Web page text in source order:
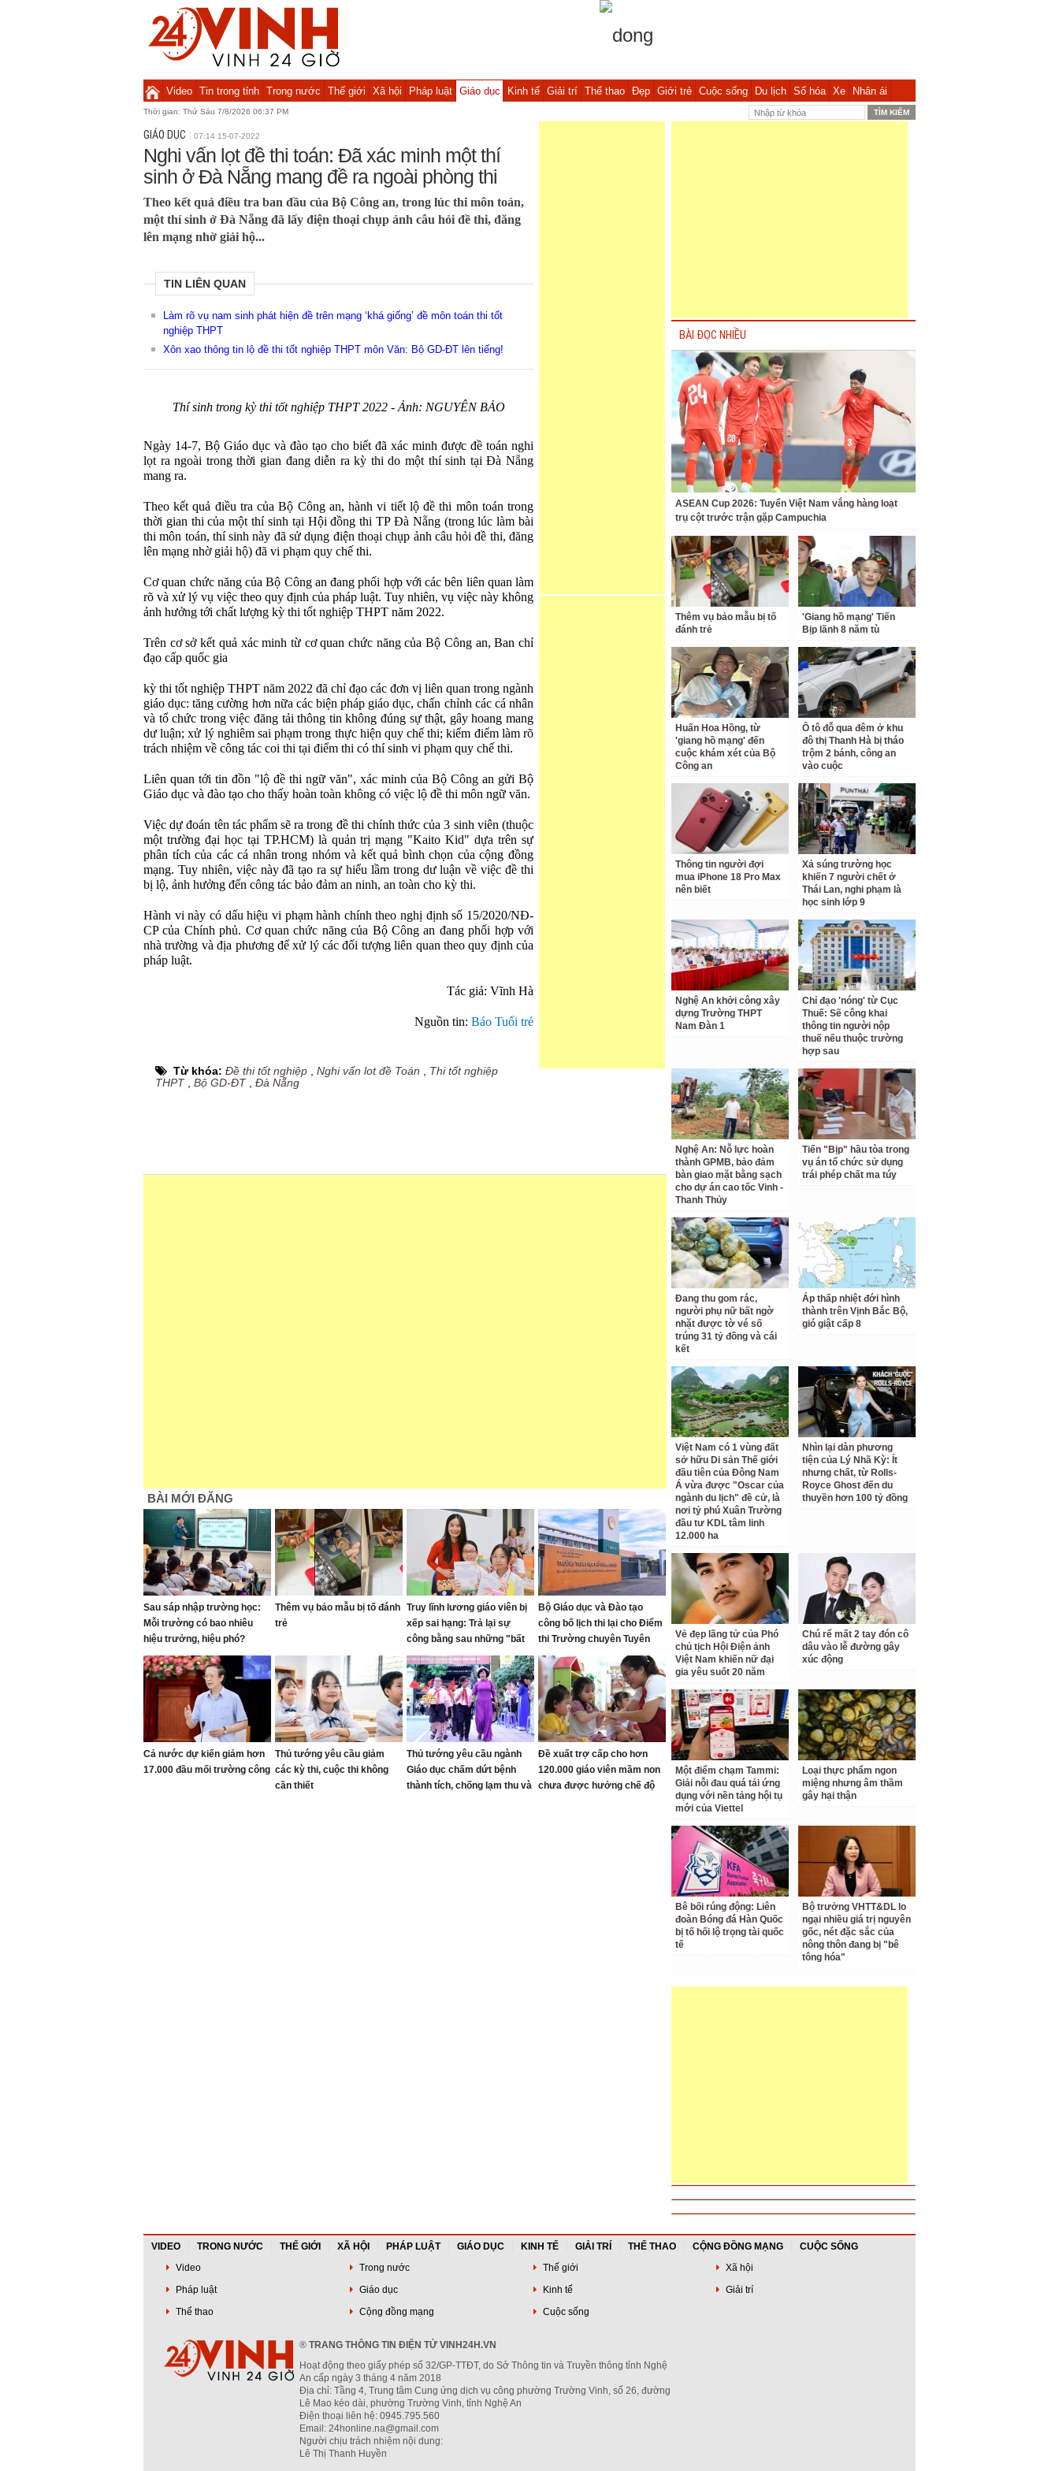
Video Tin trong tỉnh Trong nước Thế giới Xã hội Pháp luật Giáo dục Kinh tế Giải trí Thể thao Đẹp Giới trẻ Cuộc sống Du lịch Số hóa Xe Nhân ái
Thời gian: Thứ Sáu 7/8/2026 06:37 PM
GIÁO DỤC 07:14 15-07-2022
Nghi vấn lọt đề thi toán: Đã xác minh một thí
sinh ở Đà Nẵng mang đề ra ngoài phòng thi
Theo kết quả điều tra ban đầu của Bộ Công an, trong lúc thi môn toán,
một thí sinh ở Đà Nẵng đã lấy điện thoại chụp ảnh câu hỏi đề thi, đăng
lên mạng nhờ giải hộ...
TIN LIÊN QUAN
Làm rõ vụ nam sinh phát hiện đề trên mạng ‘khá giống’ đề môn toán thi tốt
nghiệp THPT
Xôn xao thông tin lộ đề thi tốt nghiệp THPT môn Văn: Bộ GD-ĐT lên tiếng!
Thí sinh trong kỳ thi tốt nghiệp THPT 2022 - Ảnh: NGUYÊN BẢO
Ngày 14-7, Bộ Giáo dục và đào tạo cho biết đã xác minh được đề toán nghi
lọt ra ngoài trong thời gian đang diễn ra kỳ thi do một thí sinh tại Đà Nẵng
mang ra.
Theo kết quả điều tra của Bộ Công an, hành vi tiết lộ đề thi môn toán trong
thời gian thi của một thí sinh tại Hội đồng thi TP Đà Nẵng (trong lúc làm bài
thi môn toán, thí sinh này đã sử dụng điện thoại chụp ảnh câu hỏi đề thi, đăng
lên mạng nhờ giải hộ) đã vi phạm quy chế thi.
Cơ quan chức năng của Bộ Công an đang phối hợp với các bên liên quan làm
rõ và xử lý vụ việc theo quy định của pháp luật. Tuy nhiên, vụ việc này không
ảnh hưởng tới chất lượng kỳ thi tốt nghiệp THPT năm 2022.
Trên cơ sở kết quả xác minh từ cơ quan chức năng của Bộ Công an, Ban chỉ
đạo cấp quốc gia
kỳ thi tốt nghiệp THPT năm 2022 đã chỉ đạo các đơn vị liên quan trong ngành
giáo dục: tăng cường hơn nữa các biện pháp giáo dục, chấn chỉnh các cá nhân
và tổ chức trong việc đăng tải thông tin không đúng sự thật, gây hoang mang
dư luận; xử lý nghiêm sai phạm trong thực hiện quy chế thi; kiểm điểm làm rõ
trách nhiệm về công tác coi thi tại điểm thi có thí sinh vi phạm quy chế thi.
Liên quan tới tin đồn "lộ đề thi ngữ văn", xác minh của Bộ Công an gửi Bộ
Giáo dục và đào tạo cho thấy hoàn toàn không có việc lộ đề thi môn ngữ văn.
Việc dự đoán tên tác phẩm sẽ ra trong đề thi chính thức của 3 sinh viên (thuộc
một trường đại học tại TP.HCM) là quản trị mạng "Kaito Kid" dựa trên sự
phân tích của các cá nhân trong nhóm và kết quả bình chọn của cộng đồng
mạng. Tuy nhiên, việc này đã tạo ra sự hiểu lầm trong dư luận về việc đề thi
bị lộ, ảnh hưởng đến công tác bảo đảm an ninh, an toàn cho kỳ thi.
Hành vi này có dấu hiệu vi phạm hành chính theo nghị định số 15/2020/NĐ-
CP của Chính phủ. Cơ quan chức năng của Bộ Công an đang phối hợp với
nhà trường và địa phương để xử lý các đối tượng liên quan theo quy định của
pháp luật.
Tác giả: Vĩnh Hà
Nguồn tin: Báo Tuổi trẻ
Từ khóa: Đề thi tốt nghiệp Nghi vấn lot đề Toán
Thi tốt nghiệp
THPT, Bộ GD-ĐT, Đà Nẵng
BÀI MỚI ĐĂNG
Sau sáp nhập trường học:
Mỗi trường có bao nhiêu
hiệu trưởng, hiệu phó?
Thêm vụ bảo mẫu bị tố đánh
trẻ
Truy lĩnh lương giáo viên bị
xếp sai hạng: Trả lại sự
công bằng sau những "bất
cập"
Bộ Giáo dục và Đào tạo
công bố lịch thi lại cho Điểm
thi Trường chuyên Tuyên
Quang
Cả nước dự kiến giảm hơn
17.000 đầu mối trường công
Thủ tướng yêu cầu giảm
các kỳ thi, cuộc thi không
cần thiết
Thủ tướng yêu cầu ngành
Giáo dục chấm dứt bệnh
thành tích, chống lạm thu và
Đề xuất trợ cấp cho hơn
120.000 giáo viên mầm non
chưa được hưởng chế độ
BÀI ĐỌC NHIỀU
ASEAN Cup 2026: Tuyển Việt Nam vắng hàng loạt
trụ cột trước trận gặp Campuchia
Thêm vụ bảo mẫu bị tố
đánh trẻ
'Giang hồ mạng' Tiến
Bịp lãnh 8 năm tù
Huấn Hoa Hồng, từ
'giang hồ mạng' đến
cuộc khám xét của Bộ
Công an
Ô tô đỗ qua đêm ở khu
đô thị Thanh Hà bị tháo
trộm 2 bánh, công an
vào cuộc
Thông tin người đợi
mua iPhone 18 Pro Max
nên biết
Xả súng trường học
khiến 7 người chết ở
Thái Lan, nghi phạm là
học sinh lớp 9
Nghệ An khởi công xây
dựng Trường THPT
Nam Đàn 1
Chỉ đạo 'nóng' từ Cục
Thuế: Sẽ công khai
thông tin người nộp
thuế nếu thuộc trường
hợp sau
Nghệ An: Nỗ lực hoàn
thành GPMB, bảo đảm
bàn giao mặt bằng sạch
cho dự án cao tốc Vinh -
Thanh Thủy
Tiến "Bịp" hầu tòa trong
vụ án tổ chức sử dụng
trái phép chất ma túy
Đang thu gom rác,
người phụ nữ bất ngờ
nhặt được tờ vé số
trúng 31 tỷ đồng và cái
kết
Áp thấp nhiệt đới hình
thành trên Vịnh Bắc Bộ,
gió giật cấp 8
Việt Nam có 1 vùng đất
sở hữu Di sản Thế giới
đầu tiên của Đông Nam
Á vừa được "Oscar của
ngành du lịch" đề cử, là
nơi tỷ phú Xuân Trường
đầu tư KDL tâm linh
12.000 ha
Nhìn lại dàn phương
tiện của Lý Nhã Kỳ: Ít
nhưng chất, từ Rolls-
Royce Ghost đến du
thuyền hơn 100 tỷ đồng
Vẻ đẹp lãng tử của Phó
chủ tịch Hội Điện ảnh
Việt Nam khiến nữ đại
gia yêu suốt 20 năm
Chú rể mất 2 tay đón cô
dâu vào lễ đường gây
xúc động
Một điểm chạm Tammi:
Giải nỗi đau quá tải ứng
dụng với nền tảng hội tụ
mới của Viettel
Loại thực phẩm ngon
miệng nhưng âm thầm
gây hại thận
Bê bối rúng động: Liên
đoàn Bóng đá Hàn Quốc
bị tố hối lộ trọng tài quốc
tế
Bộ trưởng VHTT&DL lo
ngại nhiều giá trị nguyên
gốc, nét đặc sắc của
nông thôn đang bị "bê
tông hóa"
VIDEO TRONG NƯỚC THẾ GIỚI XÃ HỘI PHÁP LUẬT GIÁO DỤC KINH TẾ GIẢI TRÍ THỂ THAO CỘNG ĐỒNG MẠNG
CUỘC SỐNG
Video
Trong nước Thế giới
Xã hội
Pháp luật
Giáo dục Kinh tế
Giải trí
Thể thao
Cộng đồng mạng Cuộc sống
® TRANG THÔNG TIN ĐIỆN TỬ VINH24H.VN
Hoạt động theo giấy phép số 32/GP-TTĐT, do Sở Thông tin và Truyền thông tỉnh Nghệ
An cấp ngày 3 tháng 4 năm 2018
Địa chỉ: Tầng 4, Trung tâm Cung ứng dịch vụ công phường Trường Vinh, số 26, đường
Lê Mao kéo dài, phường Trường Vinh, tỉnh Nghệ An
Điện thoại liên hệ: 0945.795.560
Email: 24honline.na@gmail.com
Người chịu trách nhiệm nội dung:
Lê Thị Thanh Huyền